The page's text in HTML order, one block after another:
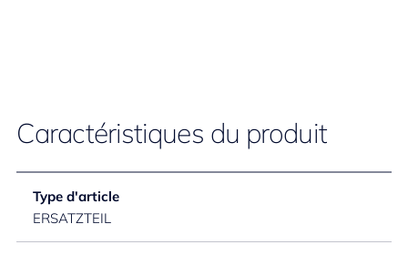
Caractéristiques du produit
Type d'article
ERSATZTEIL